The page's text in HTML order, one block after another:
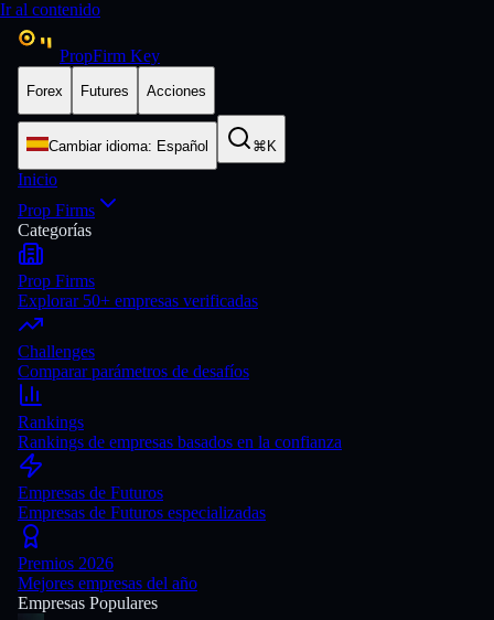
Ir al contenido
PropFirm Key
Forex Futures Acciones
Cambiar idioma: Español ⌘K
Inicio
Prop Firms
Categorías
Prop Firms
Explorar 50+ empresas verificadas
Challenges
Comparar parámetros de desafíos
Rankings
Rankings de empresas basados en la confianza
Empresas de Futuros
Empresas de Futuros especializadas
Premios 2026
Mejores empresas del año
Empresas Populares